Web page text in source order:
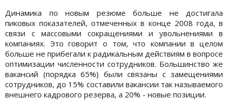
Динамика по новым резюме больше не достигала
пиковых показателей, отмеченных в конце 2008 года, в
связи с массовыми сокращениями и увольнениями в
компаниях. Это говорит о том, что компании в целом
больше не прибегали к радикальным действиям в вопросе
оптимизации численности сотрудников. Большинство же
вакансий (порядка 65%) были связаны с замещениями
сотрудников, до 15% составили вакансии так называемого
внешнего кадрового резерва, а 20% - новые позиции.